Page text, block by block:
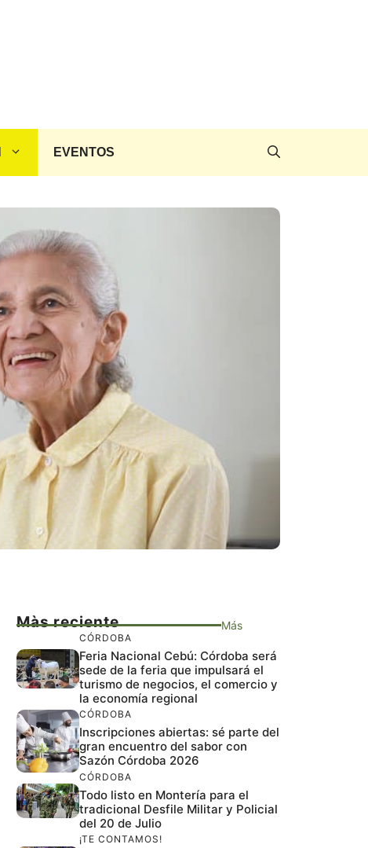
EVENTOS
Màs reciente Más
CÓRDOBA
Feria Nacional Cebú: Córdoba será
sede de la feria que impulsará el
turismo de negocios, el comercio y
la economía regional
CÓRDOBA
Inscripciones abiertas: sé parte del
gran encuentro del sabor con
Sazón Córdoba 2026
CÓRDOBA
Todo listo en Montería para el
tradicional Desfile Militar y Policial
del 20 de Julio
¡TE CONTAMOS!